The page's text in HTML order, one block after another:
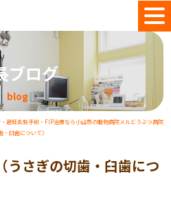
ブログ
blog
避妊去勢手術・FIP治療なら小山市の動物病院メルどうぶつ病院
臼歯について）
うさぎの切歯・臼歯につ